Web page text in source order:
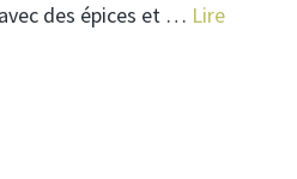
des épices et … Lire